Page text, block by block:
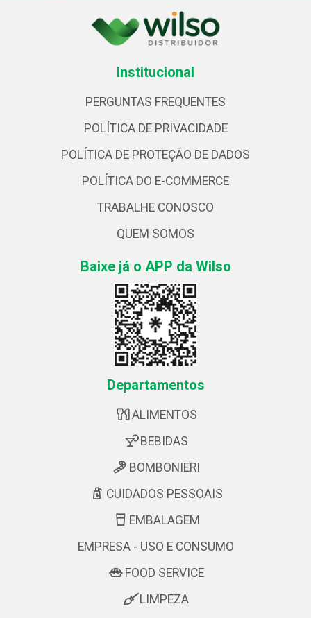
Institucional
PERGUNTAS FREQUENTES
POLÍTICA DE PRIVACIDADE
POLÍTICA DE PROTEÇÃO DE DADOS
POLÍTICA DO E-COMMERCE
TRABALHE CONOSCO
QUEM SOMOS
Baixe já o APP da Wilso
Departamentos
ALIMENTOS
BEBIDAS
BOMBONIERI
CUIDADOS PESSOAIS
EMBALAGEM
EMPRESA - USO E CONSUMO
FOOD SERVICE
LIMPEZA